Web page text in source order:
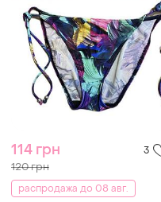
114 грн 3
120 грн
распродажа до 08 авг.